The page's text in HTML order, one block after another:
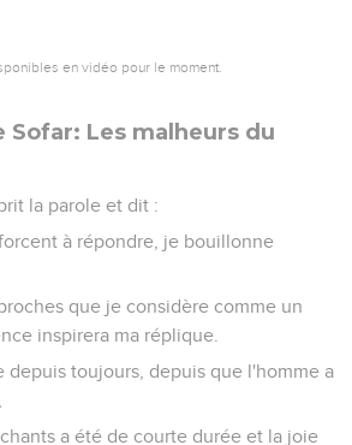
en vidéo pour le moment.
Les malheurs du
la parole et dit :
à répondre, je bouillonne
que je considère comme un
inspirera ma réplique.
depuis toujours, depuis que l'homme a
a été de courte durée et la joie